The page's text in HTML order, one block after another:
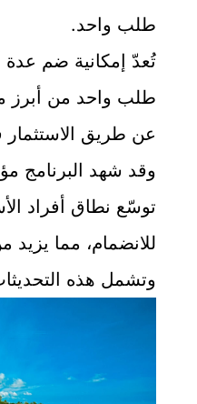
طلب واحد.
تُعدّ إمكانية ضم عدة
طلب واحد من أبرز
عن طريق الاستثمار
وقد شهد البرنامج
توسّع نطاق أفراد
للانضمام، مما يزيد
وتشمل هذه